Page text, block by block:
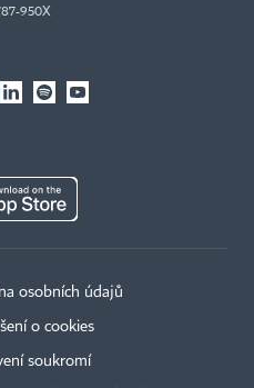
950X
osobních údajů
o cookies
soukromí